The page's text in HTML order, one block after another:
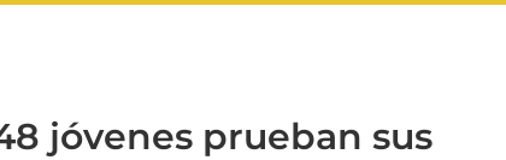
jóvenes prueban sus